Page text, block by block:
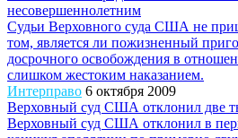
несовершеннолетним
Судьи Верховного суда США не
том, является ли пожизненный
досрочного освобождения в
слишком жестоким наказанием.
Интерправо 6 октября 2009
Верховный суд США отклонил две
Верховный суд США отклонил в